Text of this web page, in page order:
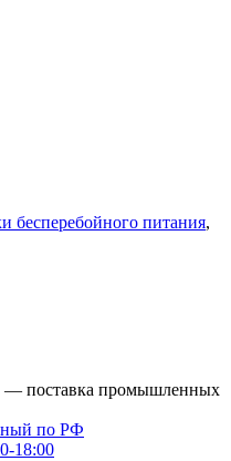
бесперебойного питания,
поставка промышленных
по РФ
18:00